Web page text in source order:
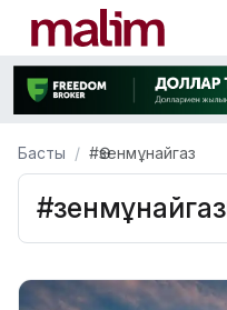
Басты #Өзенмұнайгаз
#Өзенмұнайгаз